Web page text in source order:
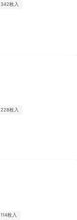
342枚入
228枚入
114枚入